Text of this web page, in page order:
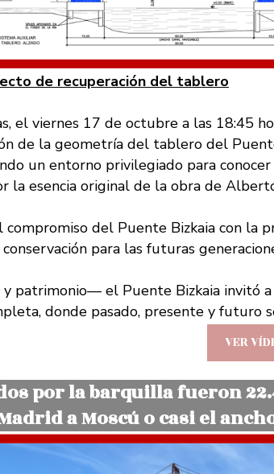
de recuperación del tablero
el viernes 17 de octubre a las 18:45
de la geometría del tablero del
un entorno privilegiado para
la esencia original de la obra de
compromiso del Puente Bizkaia con
para las futuras
patrimonio— el Puente Bizkaia invitó
donde pasado, presente y futuro
VER
por la barquilla fueron
a Moscú o casi el